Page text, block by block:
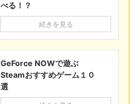
べる！？
続きを見る
GeForce NOWで遊ぶ
Steamおすすめゲーム１０
選